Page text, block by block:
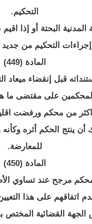
التحكيم.
المدنية البحتة أو
إجراءات التحكيم من
المادة (449)
قبل إنقضاء
المحكمين على مقتضى ما
من محكم ورفضت اقلية
ينتج الحكم أثره
للمعارضة.
المادة (450)
مرجح عند تساوي
اتفاقهم على هذا
القضائية المختص